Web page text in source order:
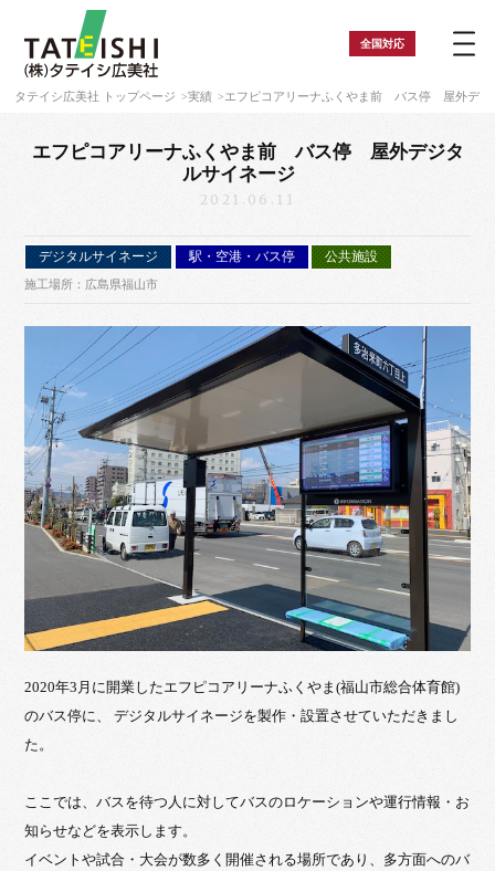
全国対応
タテイシ広美社 トップページ 実績 エフピコアリーナふくやま前 バス停 屋外デ
エフピコアリーナふくやま前 バス停 屋外デジタ
ルサイネージ
2021.06.11
デジタルサイネージ 駅・空港・バス停 公共施設
施工場所：広島県福山市
2020年3月に開業したエフピコアリーナふくやま(福山市総合体育館)
のバス停に、 デジタルサイネージを製作・設置させていただきまし
た。
ここでは、バスを待つ人に対してバスのロケーションや運行情報・お
知らせなどを表示します。
イベントや試合・大会が数多く開催される場所であり、多方面へのバ